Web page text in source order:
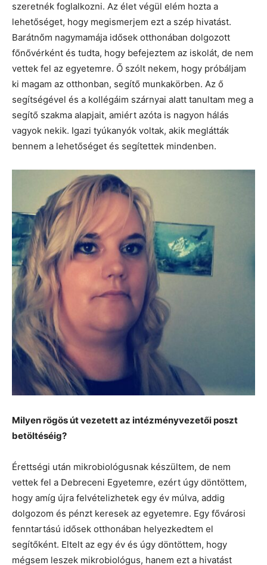
szeretnék foglalkozni. Az élet végül elém hozta a
lehetőséget, hogy megismerjem ezt a szép hivatást.
Barátnőm nagymamája idősek otthonában dolgozott
főnővérként és tudta, hogy befejeztem az iskolát, de nem
vettek fel az egyetemre. Ő szólt nekem, hogy próbáljam
ki magam az otthonban, segítő munkakörben. Az ő
segítségével és a kollégáim szárnyai alatt tanultam meg a
segítő szakma alapjait, amiért azóta is nagyon hálás
vagyok nekik. Igazi tyúkanyók voltak, akik meglátták
bennem a lehetőséget és segítettek mindenben.
Milyen rögös út vezetett az intézményvezetői poszt
betöltéséig?
Érettségi után mikrobiológusnak készültem, de nem
vettek fel a Debreceni Egyetemre, ezért úgy döntöttem,
hogy amíg újra felvételizhetek egy év múlva, addig
dolgozom és pénzt keresek az egyetemre. Egy fővárosi
fenntartású idősek otthonában helyezkedtem el
segítőként. Eltelt az egy év és úgy döntöttem, hogy
mégsem leszek mikrobiológus, hanem ezt a hivatást